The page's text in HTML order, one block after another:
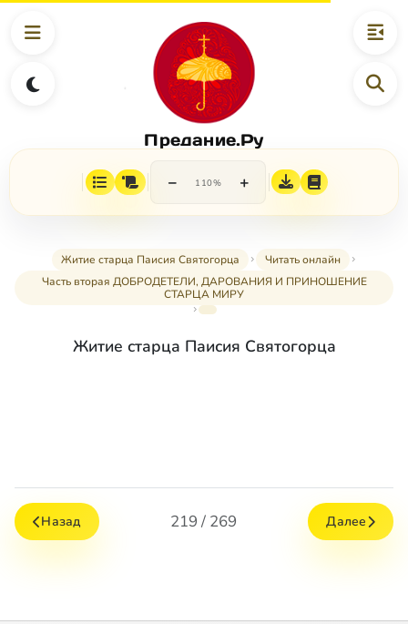
Предание.Ру
− 110% +
Житие старца Паисия Святогорца
Читать онлайн
Часть вторая ДОБРОДЕТЕЛИ, ДАРОВАНИЯ И ПРИНОШЕНИЕ
СТАРЦА МИРУ
Житие старца Паисия Святогорца
Назад 219 / 269 Далее